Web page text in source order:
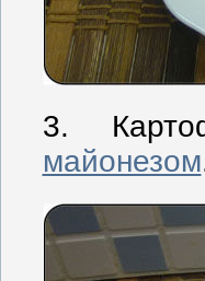
3.
майонезом